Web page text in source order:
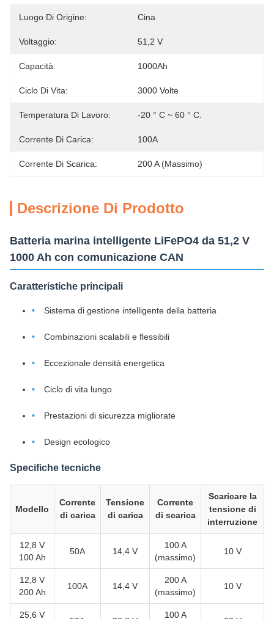
Luogo Di Origine: Cina
Voltaggio: 51,2 V
Capacità: 1000Ah
Ciclo Di Vita: 3000 Volte
Temperatura Di Lavoro: -20 ° C ~ 60 ° C.
Corrente Di Carica: 100A
Corrente Di Scarica: 200 A (massimo)
Descrizione Di Prodotto
Batteria marina intelligente LiFePO4 da 51,2 V
1000 Ah con comunicazione CAN
Caratteristiche principali
Sistema di gestione intelligente della batteria
Combinazioni scalabili e flessibili
Eccezionale densità energetica
Ciclo di vita lungo
Prestazioni di sicurezza migliorate
Design ecologico
Specifiche tecniche
Modello
Corrente
di carica
Tensione
di carica
Corrente
di scarica
Scaricare la
tensione di
interruzione
12,8 V
100 Ah
50A 14,4 V
100 A
(massimo)
10 V
12,8 V
200 Ah
100A 14,4 V
200 A
(massimo)
10 V
25,6 V 100 A